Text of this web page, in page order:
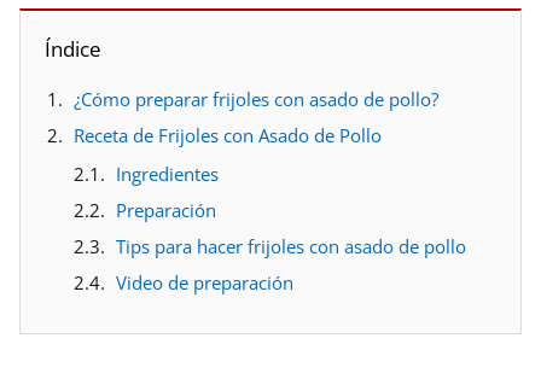
Índice
¿Cómo preparar frijoles con asado de pollo?
Receta de Frijoles con Asado de Pollo
Ingredientes
Preparación
Tips para hacer frijoles con asado de pollo
Video de preparación